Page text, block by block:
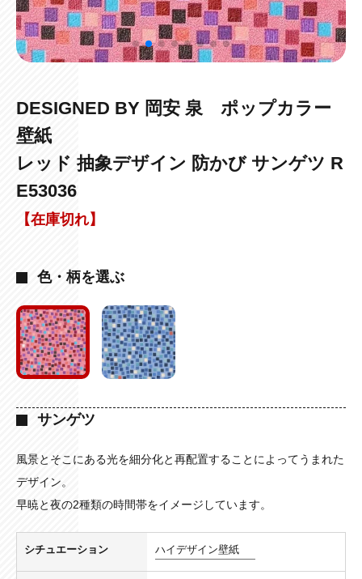
DESIGNED BY 岡安 泉 ポップカラー
壁紙
レッド 抽象デザイン 防かび サンゲツ R
E53036
【在庫切れ】
色・柄を選ぶ
サンゲツ
風景とそこにある光を細分化と再配置することによってうまれた
デザイン。
早暁と夜の2種類の時間帯をイメージしています。
シチュエーション ハイデザイン壁紙